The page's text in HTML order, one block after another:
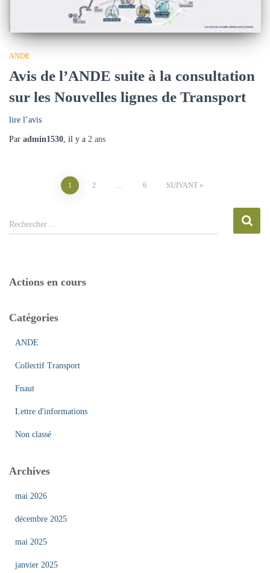
ANDE
Avis de l’ANDE suite à la consultation
sur les Nouvelles lignes de Transport
lire l’avis
Par admin1530 , il y a 2 ans
Pagination
des
1 2 6 SUIVANT
e
r
Rechercher…
Actions en cours
Catégories
ANDE
Collectif Transport
Fnaut
Lettre d'informations
Non classé
Archives
mai 2026
décembre 2025
mai 2025
janvier 2025